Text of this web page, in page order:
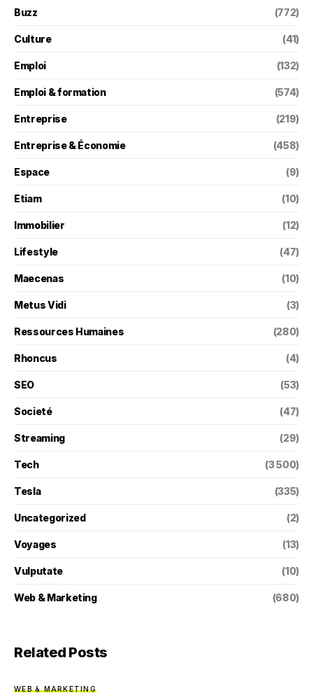
Buzz (772)
Culture (41)
Emploi (132)
Emploi & formation (574)
Entreprise (219)
Entreprise & Économie (458)
Espace (9)
Etiam (10)
Immobilier (12)
Lifestyle (47)
Maecenas (10)
Metus Vidi (3)
Ressources Humaines (280)
Rhoncus (4)
SEO (53)
Societé (47)
Streaming (29)
Tech (3 500)
Tesla (335)
Uncategorized (2)
Voyages (13)
Vulputate (10)
Web & Marketing (680)
Related Posts
WEB & MARKETING